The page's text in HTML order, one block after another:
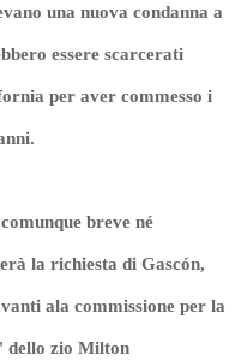
una nuova condanna a
essere scarcerati
per aver commesso i
breve né
la richiesta di Gascón,
ala commissione per la
dello zio Milton